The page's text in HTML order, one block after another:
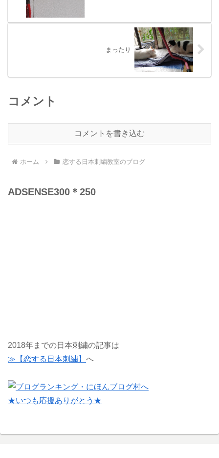
まったり
コメント
コメントを書き込む
ホーム 恋する日本刺繍教室のブログ
ADSENSE300＊250
2018年までの日本刺繍の記事は
≫【恋する日本刺繍】 へ
★いつも応援ありがとう★